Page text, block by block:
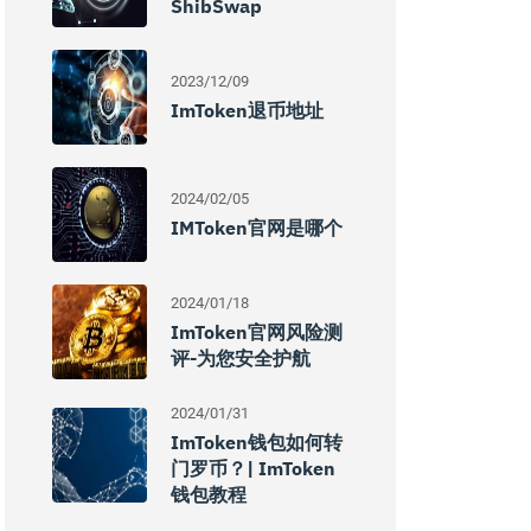
ShibSwap
2023/12/09
ImToken退币地址
2024/02/05
IMToken官网是哪个
2024/01/18
ImToken官网风险测
评-为您安全护航
2024/01/31
ImToken钱包如何转
门罗币？| ImToken
钱包教程